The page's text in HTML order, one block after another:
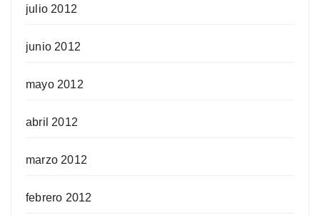
julio 2012
junio 2012
mayo 2012
abril 2012
marzo 2012
febrero 2012